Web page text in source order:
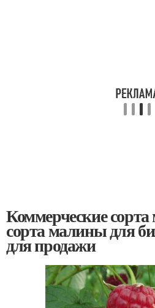
Коммерческие
сорта малины для
для продажи